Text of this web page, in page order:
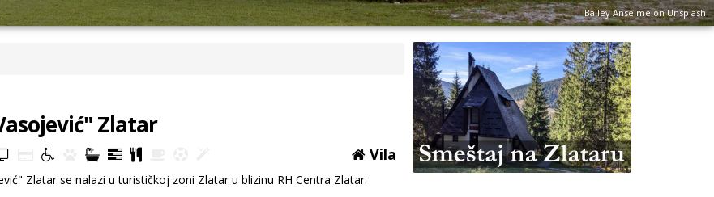
Bailey Anselme on Unsplash
Zlatar
Vila
Zlatar se nalazi u turističkoj zoni Zlatar u blizinu RH Centra Zlatar.